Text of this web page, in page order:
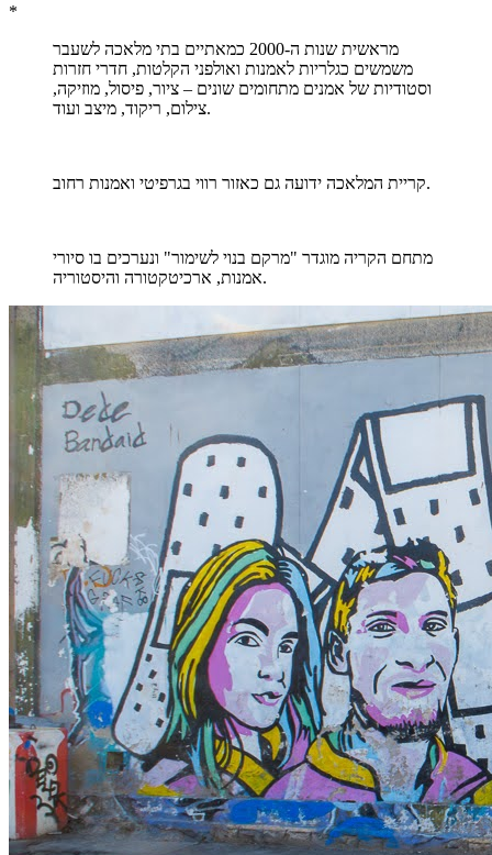
*
מראשית שנות ה-2000 כמאתיים בתי מלאכה לשעבר
משמשים כגלריות לאמנות ואולפני הקלטות, חדרי חזרות
וסטודיות של אמנים מתחומים שונים – ציור, פיסול, מוזיקה,
צילום, ריקוד, מיצב ועוד.
קריית המלאכה ידועה גם כאזור רווי בגרפיטי ואמנות רחוב.
מתחם הקריה מוגדר "מרקם בנוי לשימור" ונערכים בו סיורי
אמנות, ארכיטקטורה והיסטוריה.